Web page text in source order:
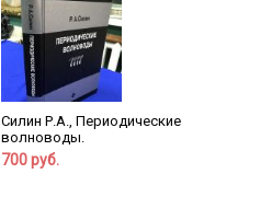
Силин Р.А., Периодические
волноводы.
700 руб.